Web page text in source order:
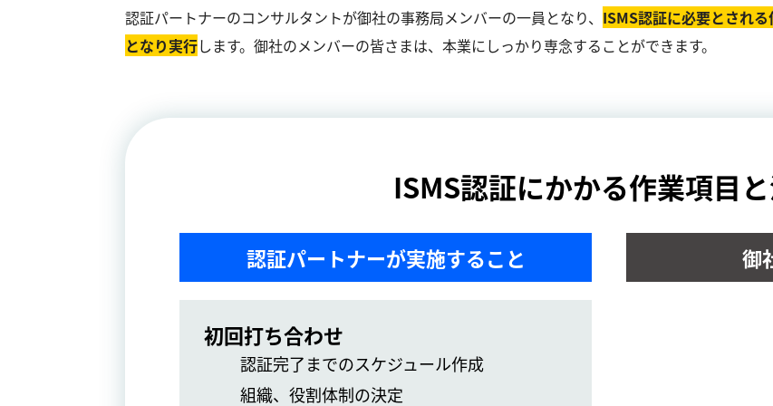
認証パートナーのコンサルタントが御社の事務局メンバーの一員となり、 ISMS認証に必要とされ
となり実⾏します。御社のメンバーの皆さまは、本業にしっかり専念することができます。
ISMS認証にかかる作業項目
認証パートナーが実施すること 御
初回打ち合わせ
認証完了までのスケジュール作成
組織、役割体制の決定